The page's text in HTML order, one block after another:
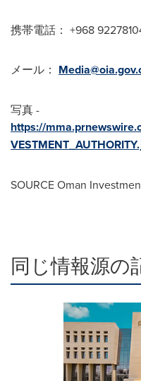
携帯電話： +968
メール：
写真 -
https://
SOURCE Oman
同じ情報源の